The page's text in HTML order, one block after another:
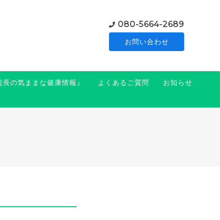
080-5664-2689
お問い合わせ
の気ままな健康情報』 よくあるご質問
お知らせ